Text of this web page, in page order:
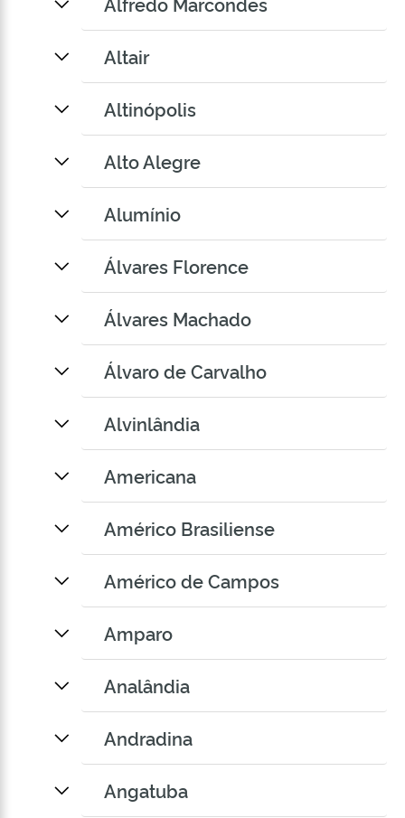
Altair
Altinópolis
Alto Alegre
Alumínio
Álvares Florence
Álvares Machado
Álvaro de Carvalho
Alvinlândia
Americana
Américo Brasiliense
Américo de Campos
Amparo
Analândia
Andradina
Angatuba